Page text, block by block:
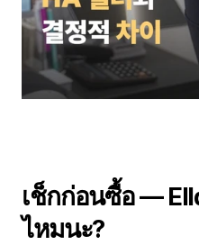
เช็กก่อนซื้อ —
ไหมนะ?